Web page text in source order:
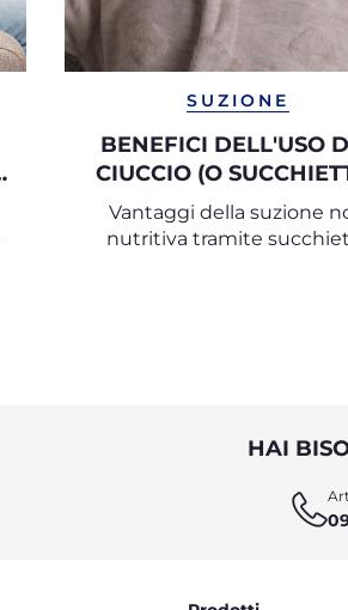
SUZIONE
BENEFICI DELL'USO
CIUCCIO (O
Vantaggi della suzione
nutritiva tramite
HAI